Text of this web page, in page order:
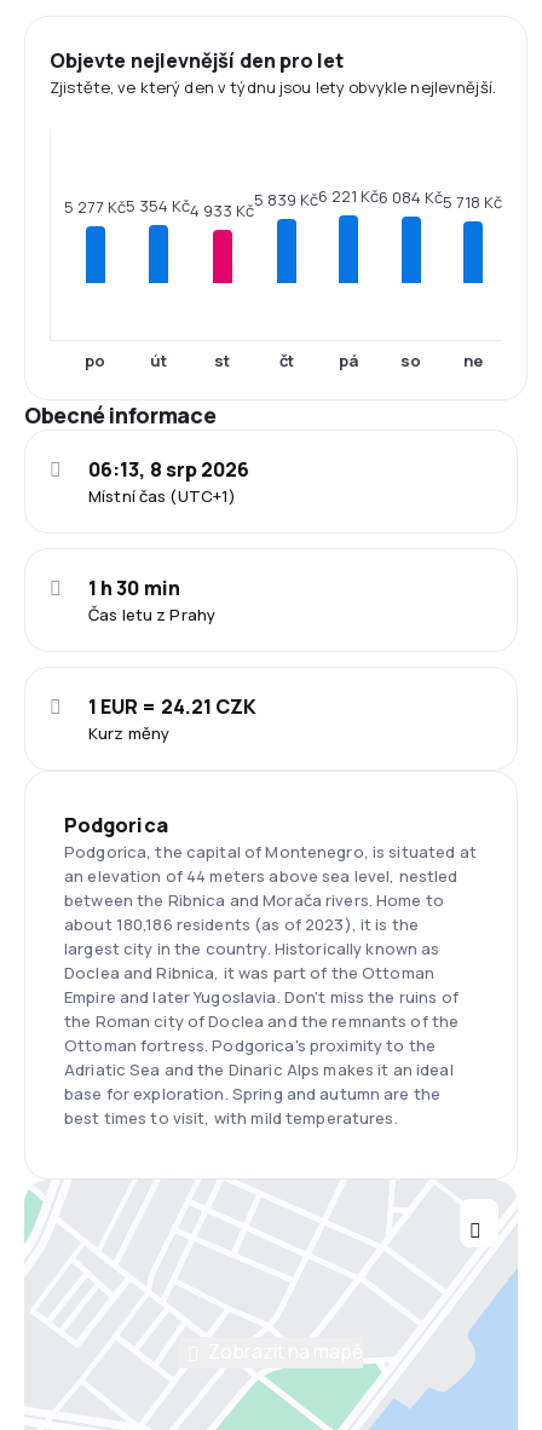
Objevte nejlevnější den pro let
Zjistěte, ve který den v týdnu jsou lety obvykle nejlevnější.
5 277 Kč
po
5 354 Kč
út
4 933 Kč
st
5 839 Kč
čt
6 221 Kč
pá
6 084 Kč
so
5 718 Kč
ne
Obecné informace
Místní čas (UTC+1)
06:13, 8 srp 2026
Čas letu z Prahy
1 h 30 min
Kurz měny
1 EUR = 24.21 CZK
Podgorica
Podgorica, the capital of Montenegro, is situated at
an elevation of 44 meters above sea level, nestled
between the Ribnica and Morača rivers. Home to
about 180,186 residents (as of 2023), it is the
largest city in the country. Historically known as
Doclea and Ribnica, it was part of the Ottoman
Empire and later Yugoslavia. Don't miss the ruins of
the Roman city of Doclea and the remnants of the
Ottoman fortress. Podgorica's proximity to the
Adriatic Sea and the Dinaric Alps makes it an ideal
base for exploration. Spring and autumn are the
best times to visit, with mild temperatures.